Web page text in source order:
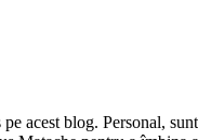
acest blog. Personal,